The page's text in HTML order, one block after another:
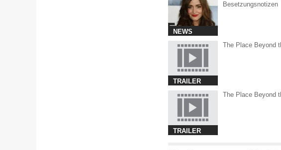
NEWS
Besetzungsnotizen
TRAILER
The Place Beyond
TRAILER
The Place Beyond